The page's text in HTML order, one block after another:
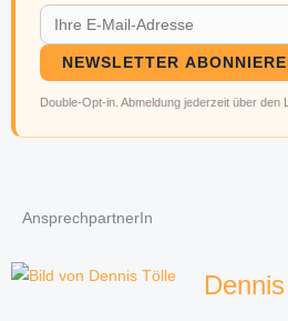
NEWSLETTER
Double-Opt-in. Abmeldung jederzeit über den
AnsprechpartnerIn